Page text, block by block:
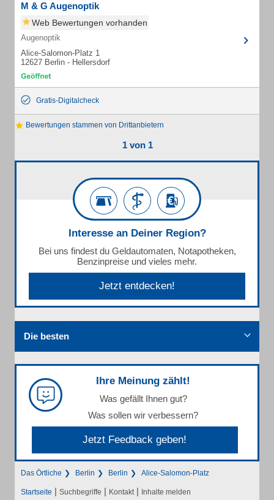
M & G Augenoptik
Web Bewertungen vorhanden
Augenoptik
Alice-Salomon-Platz 1
12627 Berlin - Hellersdorf
Gratis-Digitalcheck
Bewertungen stammen von Drittanbietern
1 von 1
Interesse an Deiner Region?
Bei uns findest du Geldautomaten, Notapotheken,
Benzinpreise und vieles mehr.
Jetzt entdecken!
Die besten
Ihre Meinung zählt!
Was gefällt Ihnen gut?
Was sollen wir verbessern?
Jetzt Feedback geben!
Das Örtliche Berlin Berlin Alice-Salomon-Platz
Startseite | Suchbegriffe | Kontakt | Inhalte melden